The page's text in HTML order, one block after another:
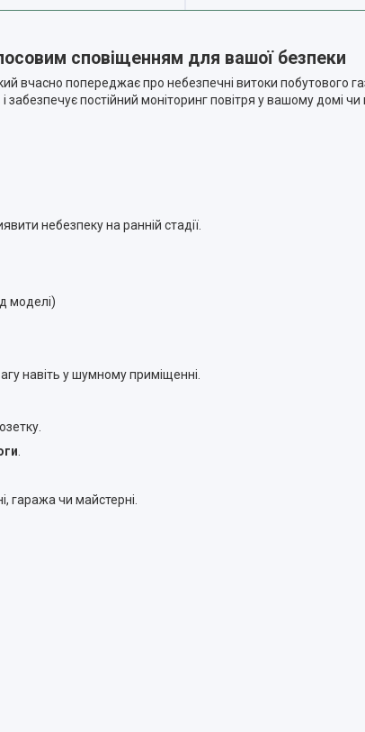
сповіщенням для вашої безпеки
вчасно попереджає про небезпечні витоки побутового
постійний моніторинг повітря у вашому домі чи
небезпеку на ранній стадії.
моделі)
навіть у шумному приміщенні.
гаража чи майстерні.